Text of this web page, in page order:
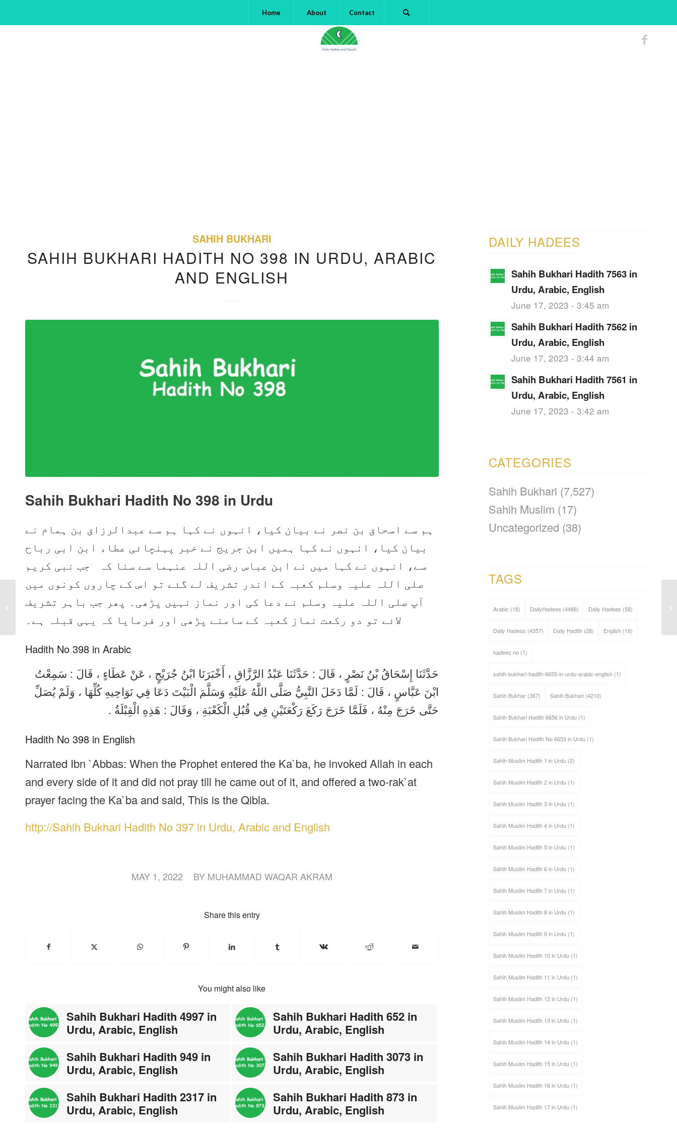
Home About Contact
SAHIH BUKHARI
SAHIH BUKHARI HADITH NO 398 IN URDU, ARABIC
AND ENGLISH
Sahih Bukhari Hadith No 398 in Urdu
ہم سے اسحاق بن نصر نے بیان کیا، انہوں نے کہا ہم سے عبدالرزاق بن ہمام نے
بیان کیا، انہوں نے کہا ہمیں ابن جریج نے خبر پہنچائی عطاء ابن ابی رباح
سے، انہوں نے کہا میں نے ابن عباس رضی اللہ عنہما سے سنا کہ جب نبی کریم
صلی اللہ علیہ وسلم کعبہ کے اندر تشریف لے گئے تو اس کے چاروں کونوں میں
آپ صلی اللہ علیہ وسلم نے دعا کی اور نماز نہیں پڑھی۔ پھر جب باہر تشریف
لائے تو دو رکعت نماز کعبہ کے سامنے پڑھی اور فرمایا کہ یہی قبلہ ہے۔
Hadith No 398 in Arabic
حَدَّثَنَا إِسْحَاقُ بْنُ نَصْرٍ ، قَالَ : حَدَّثَنَا عَبْدُ الرَّزَّاقِ ، أَخْبَرَنَا ابْنُ جُرَيْجٍ ، عَنْ عَطَاءٍ ، قَالَ : سَمِعْتُ
ابْنَ عَبَّاسٍ ، قَالَ : لَمَّا دَخَلَ النَّبِيُّ صَلَّى اللَّهُ عَلَيْهِ وَسَلَّمَ الْبَيْتَ دَعَا فِي نَوَاحِيهِ كُلِّهَا ، وَلَمْ يُصَلِّ
حَتَّى خَرَجَ مِنْهُ ، فَلَمَّا خَرَجَ رَكَعَ رَكْعَتَيْنِ فِي قُبُلِ الْكَعْبَةِ ، وَقَالَ : هَذِهِ الْقِبْلَةُ .
Hadith No 398 in English
Narrated Ibn `Abbas: When the Prophet entered the Ka`ba, he invoked Allah in each
and every side of it and did not pray till he came out of it, and offered a two-rak`at
prayer facing the Ka`ba and said, This is the Qibla.
http://Sahih Bukhari Hadith No 397 in Urdu, Arabic and English
MAY 1, 2022
/ BY MUHAMMAD WAQAR AKRAM
Share this entry
You might also like
Sahih Bukhari Hadith 4997 in
Urdu, Arabic, English
Sahih Bukhari Hadith 652 in
Urdu, Arabic, English
Sahih Bukhari Hadith 949 in
Urdu, Arabic, English
Sahih Bukhari Hadith 3073 in
Urdu, Arabic, English
Sahih Bukhari Hadith 2317 in
Urdu, Arabic, English
Sahih Bukhari Hadith 873 in
Urdu, Arabic, English
DAILY HADEES
Sahih Bukhari Hadith 7563 in
Urdu, Arabic, English
June 17, 2023 - 3:45 am
Sahih Bukhari Hadith 7562 in
Urdu, Arabic, English
June 17, 2023 - 3:44 am
Sahih Bukhari Hadith 7561 in
Urdu, Arabic, English
June 17, 2023 - 3:42 am
CATEGORIES
Sahih Bukhari (7,527)
Sahih Muslim (17)
Uncategorized (38)
TAGS
Arabic (18) DailyHadees (4486) Daily Hadees (58)
Daily Hadess (4357) Daily Hadith(28) English(18)
hadees no(1)
sahih-bukhari-hadith-6655-in-urdu-arabic-english(1)
Sahih Bukhar(367) Sahih Bukhari(4210)
Sahih Bukhari Hadith 6656 in Urdu(1)
Sahih Bukhari Hadith No 6653 in Urdu(1)
Sahih Muslim Hadith 1 in Urdu(2)
Sahih Muslim Hadith 2 in Urdu(1)
Sahih Muslim Hadith 3 in Urdu(1)
Sahih Muslim Hadith 4 in Urdu(1)
Sahih Muslim Hadith 5 in Urdu(1)
Sahih Muslim Hadith 6 in Urdu(1)
Sahih Muslim Hadith 7 in Urdu(1)
Sahih Muslim Hadith 8 in Urdu(1)
Sahih Muslim Hadith 9 in Urdu(1)
Sahih Muslim Hadith 10 in Urdu(1)
Sahih Muslim Hadith 11 in Urdu(1)
Sahih Muslim Hadith 12 in Urdu(1)
Sahih Muslim Hadith 13 in Urdu(1)
Sahih Muslim Hadith 14 in Urdu(1)
Sahih Muslim Hadith 15 in Urdu(1)
Sahih Muslim Hadith 16 in Urdu(1)
Sahih Muslim Hadith 17 in Urdu(1)
No 397 in Urdu, Arabic